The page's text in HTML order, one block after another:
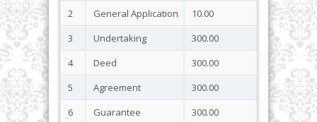
2 General Application
10.00
3
Undertaking
300.00
4
Deed
300.00
5
Agreement
300.00
6
Guarantee
300.00